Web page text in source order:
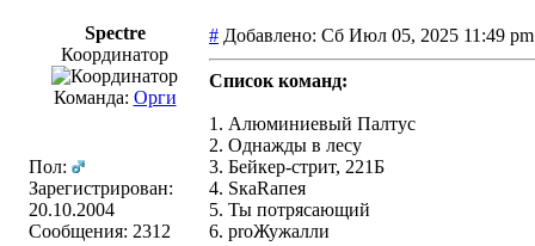
Spectre
Координатор
Команда: Орги
Пол:
Зарегистрирован:
20.10.2004
Сообщения: 2312
# Добавлено: Сб Июл 05, 2025 11:49
Список команд:
1. Алюминиевый Палтус
2. Однажды в лесу
3. Бейкер-стрит, 221Б
4. SкаRапея
5. Ты потрясающий
6. proЖужалли